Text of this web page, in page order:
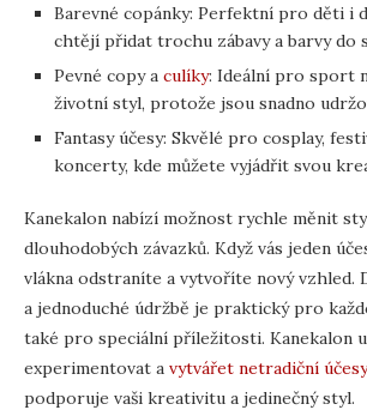
Barevné copánky: Perfektní pro děti i
chtějí přidat trochu zábavy a barvy do
Pevné copy a culíky: Ideální pro sport
životní styl, protože jsou snadno
Fantasy účesy: Skvělé pro cosplay,
koncerty, kde můžete vyjádřit svou
Kanekalon nabízí možnost rychle měnit
dlouhodobých závazků. Když vás jeden
vlákna odstraníte a vytvoříte nový vzhled.
a jednoduché údržbě je praktický pro
také pro speciální příležitosti. Kanekalon
experimentovat a vytvářet netradiční účesy
podporuje vaši kreativitu a jedinečný styl.